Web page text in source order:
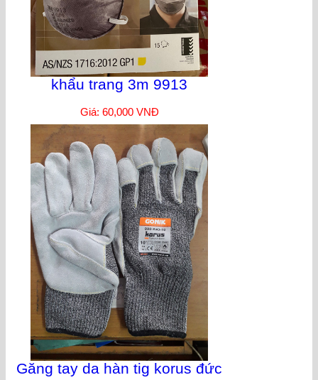
khẩu trang 3m 9913
Giá: 60,000 VNĐ
Găng tay da hàn tig korus đức